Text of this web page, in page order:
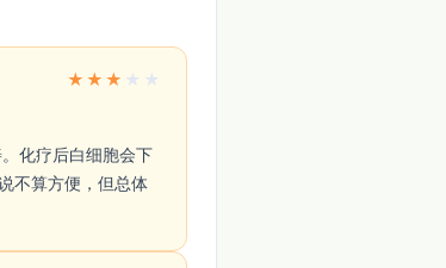
★ ★ ★ ★ ★
不算方便，但总体